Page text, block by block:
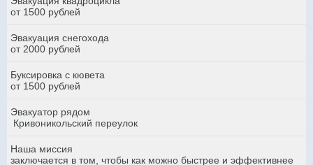
от 1500 рублей
Эвакуация снегохода
от 2000 рублей
Буксировка с кювета
от 1500 рублей
Эвакуатор рядом
Кривоникольский переулок
Наша миссия
заключается в том, чтобы как можно быстрее и эффективнее